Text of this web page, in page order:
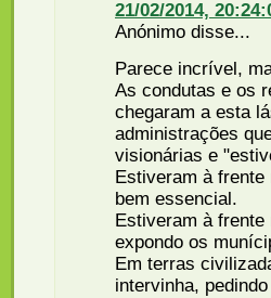
21/02/2014,
Anónimo disse...
Parece incrível,
As condutas e os
chegaram a esta
administrações
visionárias e
Estiveram à
bem essencial.
Estiveram à
expondo os
Em terras
intervinha,